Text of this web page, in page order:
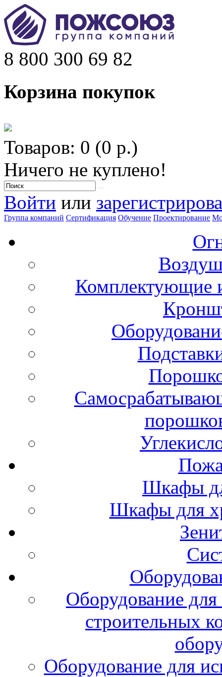
8 800 300 69 82
Корзина покупок
Товаров: 0 (0 р.)
Ничего не куплено!
Войти или
Группа компаний Сертификация Обучение Проектирование
Комплектующие
Шкафы
Шкафы для
Оборудование
строительных
Оборудование для